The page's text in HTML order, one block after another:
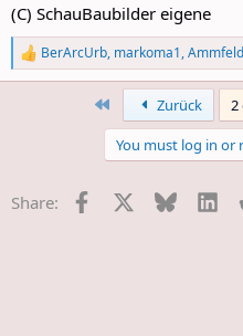
(C) SchauBaubilder eigene
R
e
s
BerArcUrb, markoma1,Ammfeld
Zurück 2
You must log in or
Share: Facebook Bluesky